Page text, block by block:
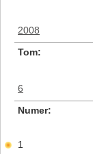
2008
Tom
6
Numer
1